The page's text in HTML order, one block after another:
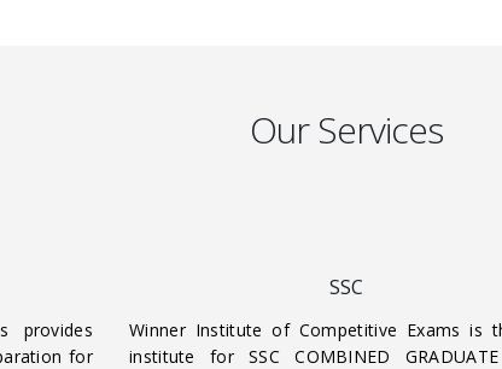
Our Services
provides
for
SSC
Winner Institute of Competitive Exams is
institute for SSC COMBINED GRADUATE